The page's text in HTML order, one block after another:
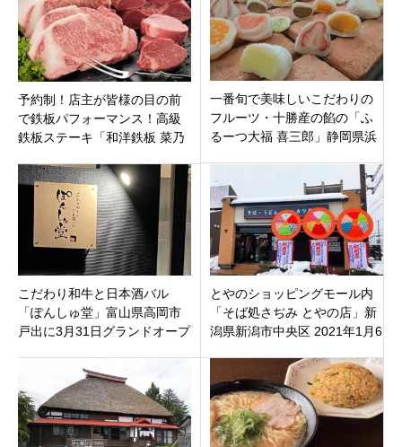
予約制！店主が皆様の目の前
で鉄板パフォーマンス！高級
鉄板ステーキ「和洋鉄板 菜乃
一番旬で美味しいこだわりの
フルーツ・十勝産の餡の「ふ
るーつ大福 喜三郎」静岡県浜
こだわり和牛と日本酒バル
「ぽんしゅ堂」富山県高岡市
戸出に3月31日グランドオープ
とやのショッピングモール内
「そば処さぢみ とやの店」新
潟県新潟市中央区 2021年1月6